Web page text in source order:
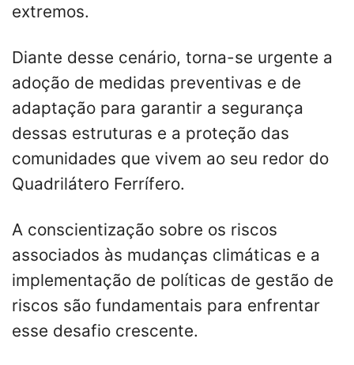
extremos.
Diante desse cenário, torna-se urgente a
adoção de medidas preventivas e de
adaptação para garantir a segurança
dessas estruturas e a proteção das
comunidades que vivem ao seu redor do
Quadrilátero Ferrífero.
A conscientização sobre os riscos
associados às mudanças climáticas e a
implementação de políticas de gestão de
riscos são fundamentais para enfrentar
esse desafio crescente.